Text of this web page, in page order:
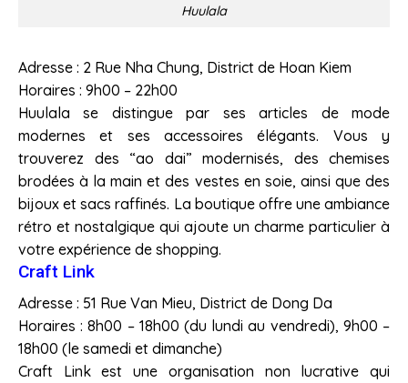
Huulala
Adresse : 2 Rue Nha Chung, District de Hoan Kiem
Horaires : 9h00 – 22h00
Huulala se distingue par ses articles de mode
modernes et ses accessoires élégants. Vous y
trouverez des “ao dai” modernisés, des chemises
brodées à la main et des vestes en soie, ainsi que des
bijoux et sacs raffinés. La boutique offre une ambiance
rétro et nostalgique qui ajoute un charme particulier à
votre expérience de shopping.
Craft Link
Adresse : 51 Rue Van Mieu, District de Dong Da
Horaires : 8h00 – 18h00 (du lundi au vendredi), 9h00 –
18h00 (le samedi et dimanche)
Craft Link est une organisation non lucrative qui